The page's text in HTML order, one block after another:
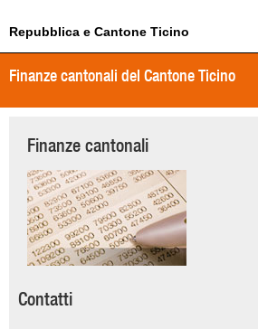
Repubblica e Cantone Ticino
Finanze cantonali del Cantone Ticino
Finanze cantonali
Contatti